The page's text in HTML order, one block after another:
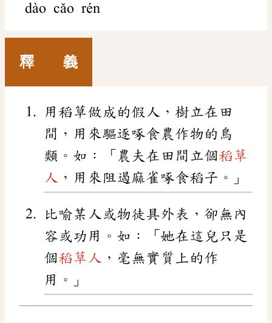
dào cǎo rén
釋 義
用稻草做成的假人，樹立在田
間，用來驅逐啄食農作物的鳥
類。如：「農夫在田間立個稻草
人 ，用來阻遏麻雀啄食稻子。」
比喻某人或物徒具外表，卻無內
容或功用。如：「她在這兒只是
個稻草人 ，毫無實質上的作
用。」